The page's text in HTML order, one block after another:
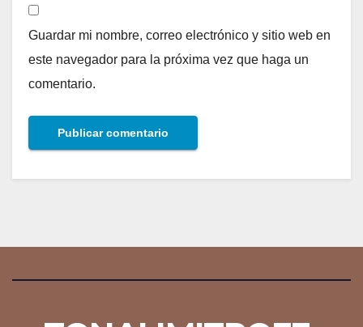
Guardar mi nombre, correo electrónico y sitio web en
este navegador para la próxima vez que haga un
comentario.